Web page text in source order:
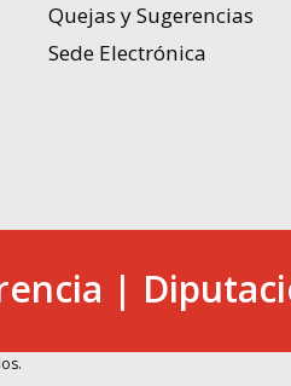
Quejas y Sugerencias
Sede Electrónica
|